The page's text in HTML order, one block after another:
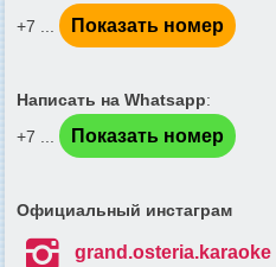
+7 ...
Показать номер
Написать на Whatsapp:
+7 ...
Показать номер
Официальный инстаграм
 grand.osteria.karaoke